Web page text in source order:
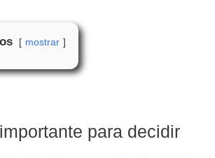
mostrar
para decidir